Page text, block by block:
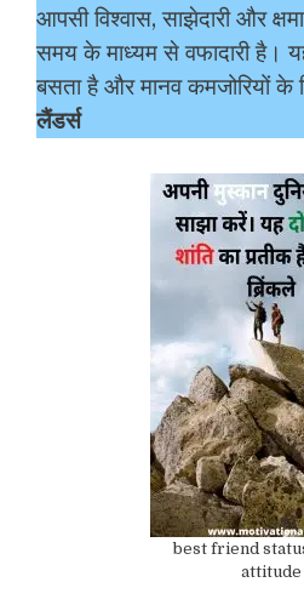
आपसी विश्वास, साझेदारी और
समय के माध्यम से वफादारी है।
बसता है और मानव कमजोरियों के
लैंडर्स
best friend
attitude